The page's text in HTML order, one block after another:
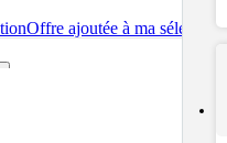
Offre ajoutée à ma sélection